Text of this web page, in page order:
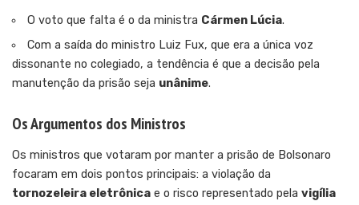
O voto que falta é o da ministra Cármen Lúcia.
Com a saída do ministro Luiz Fux, que era a única voz
dissonante no colegiado, a tendência é que a decisão pela
manutenção da prisão seja unânime.
Os Argumentos dos Ministros
Os ministros que votaram por manter a prisão de Bolsonaro
focaram em dois pontos principais: a violação da
tornozeleira eletrônica e o risco representado pela vigília